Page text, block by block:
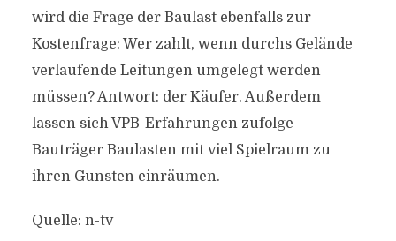
wird die Frage der Baulast ebenfalls zur
Kostenfrage: Wer zahlt, wenn durchs Gelände
verlaufende Leitungen umgelegt werden
müssen? Antwort: der Käufer. Außerdem
lassen sich VPB-Erfahrungen zufolge
Bauträger Baulasten mit viel Spielraum zu
ihren Gunsten einräumen.
Quelle: n-tv